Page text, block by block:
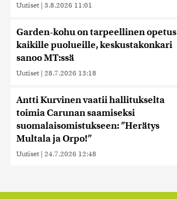
Uutiset | 3.8.2026 11:01
Garden-kohu on tarpeellinen opetus
kaikille puolueille, keskustakonkari
sanoo MT:ssä
Uutiset | 28.7.2026 13:18
Antti Kurvinen vaatii hallitukselta
toimia Carunan saamiseksi
suomalaisomistukseen: ”Herätys
Multala ja Orpo!”
Uutiset | 24.7.2026 12:48